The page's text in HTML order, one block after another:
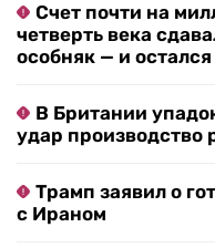
Счет почти на
четверть века
особняк — и
В Британии
удар производство
Трамп заявил о
с Ираном